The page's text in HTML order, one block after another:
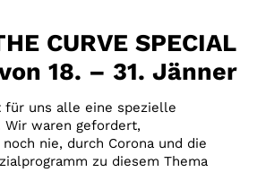
CURVE SPECIAL
18. – 31. Jänner
für uns alle eine spezielle
waren gefordert,
nie, durch Corona und die
zu diesem Thema